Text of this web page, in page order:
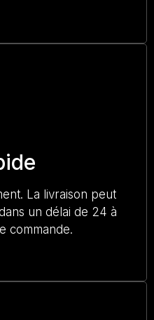
La livraison peut
un délai de 24 à
commande.